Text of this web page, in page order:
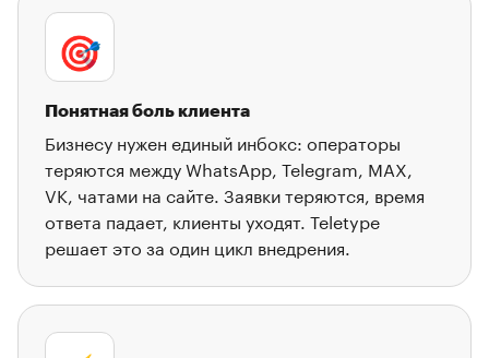
🎯
Понятная боль клиента
Бизнесу нужен единый инбокс: операторы
теряются между WhatsApp, Telegram, MAX,
VK, чатами на сайте. Заявки теряются, время
ответа падает, клиенты уходят. Teletype
решает это за один цикл внедрения.